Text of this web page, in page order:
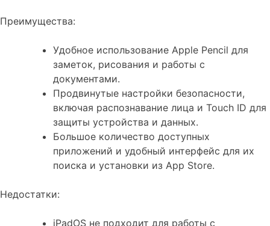
Преимущества:
Удобное использование Apple Pencil для
заметок, рисования и работы с
документами.
Продвинутые настройки безопасности,
включая распознавание лица и Touch ID для
защиты устройства и данных.
Большое количество доступных
приложений и удобный интерфейс для их
поиска и установки из App Store.
Недостатки:
iPadOS не подходит для работы с